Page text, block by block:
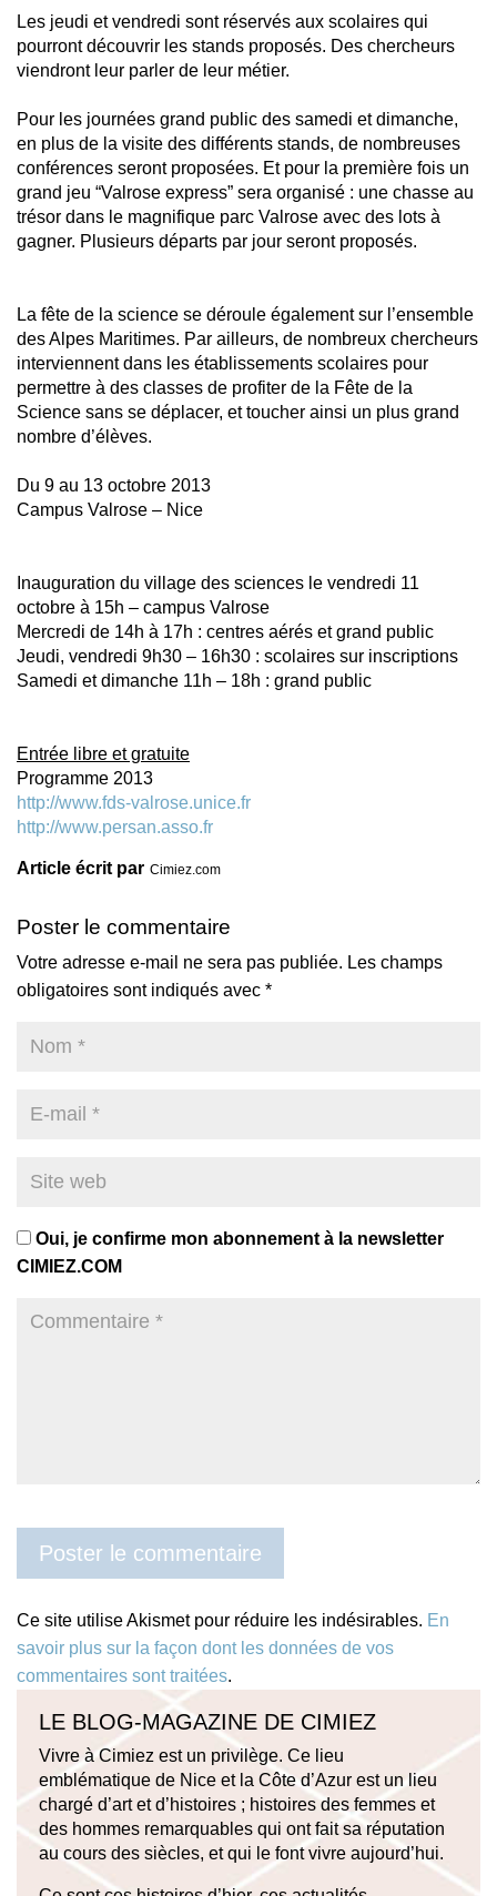
Les jeudi et vendredi sont réservés aux scolaires qui
pourront découvrir les stands proposés. Des chercheurs
viendront leur parler de leur métier.
Pour les journées grand public des samedi et dimanche,
en plus de la visite des différents stands, de nombreuses
conférences seront proposées. Et pour la première fois un
grand jeu “Valrose express” sera organisé : une chasse au
trésor dans le magnifique parc Valrose avec des lots à
gagner. Plusieurs départs par jour seront proposés.
La fête de la science se déroule également sur l’ensemble
des Alpes Maritimes. Par ailleurs, de nombreux chercheurs
interviennent dans les établissements scolaires pour
permettre à des classes de profiter de la Fête de la
Science sans se déplacer, et toucher ainsi un plus grand
nombre d’élèves.
Du 9 au 13 octobre 2013
Campus Valrose – Nice
Inauguration du village des sciences le vendredi 11
octobre à 15h – campus Valrose
Mercredi de 14h à 17h : centres aérés et grand public
Jeudi, vendredi 9h30 – 16h30 : scolaires sur inscriptions
Samedi et dimanche 11h – 18h : grand public
Entrée libre et gratuite
Programme 2013
http://www.fds-valrose.unice.fr
http://www.persan.asso.fr
Article écrit par Cimiez.com
Poster le commentaire
Votre adresse e-mail ne sera pas publiée. Les champs
obligatoires sont indiqués avec *
Oui, je confirme mon abonnement à la newsletter
CIMIEZ.COM
Ce site utilise Akismet pour réduire les indésirables. En
savoir plus sur la façon dont les données de vos
commentaires sont traitées.
LE BLOG-MAGAZINE DE CIMIEZ
Vivre à Cimiez est un privilège. Ce lieu
emblématique de Nice et la Côte d’Azur est un lieu
chargé d’art et d’histoires ; histoires des femmes et
des hommes remarquables qui ont fait sa réputation
au cours des siècles, et qui le font vivre aujourd’hui.